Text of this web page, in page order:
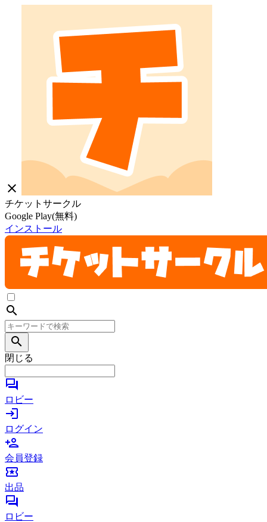
close
チケットサークル
Google Play(無料)
インストール
search
search
閉じる
forum
ロビー
login
ログイン
person_add
会員登録
local_activity
出品
forum
ロビー